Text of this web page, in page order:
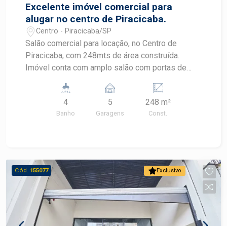
Excelente imóvel comercial para
alugar no centro de Piracicaba.
Centro - Piracicaba/SP
Salão comercial para locação, no Centro de
Piracicaba, com 248mts de área construída.
Imóvel conta com amplo salão com portas de
direito duplo, de frente para Rua Benjamin
Constant, esquina com Rua Prudente de Moraes,
com 5 vagas de recuo. Primeira locação, ótima
4
Banho
5
Garagens
248 m²
Const.
Exclusivo
Cód. 155077